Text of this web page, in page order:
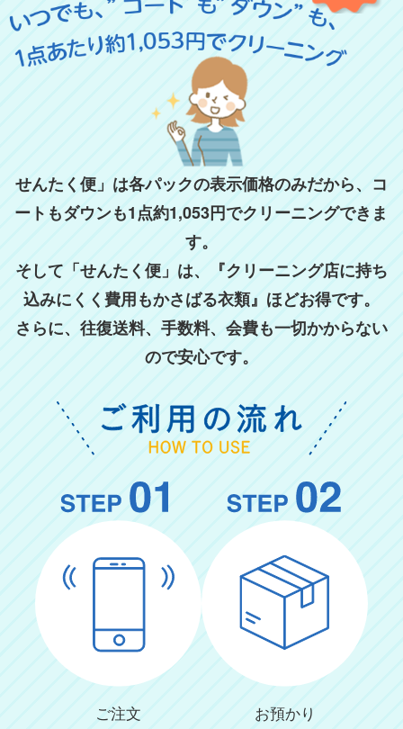
せんたく便」は各パックの表示価格のみだから、コ
ートもダウンも1点約1,053円でクリーニングできま
す。
そして「せんたく便」は、『クリーニング店に持ち
込みにくく費用もかさばる衣類』ほどお得です。
さらに、往復送料、手数料、会費も一切かからない
ので安心です。
ご注文 お預かり